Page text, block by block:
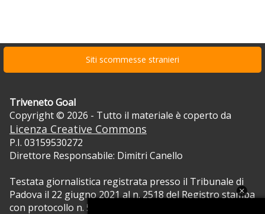
Siti scommesse stranieri
Triveneto Goal
Copyright © 2026 - Tutto il materiale è coperto da
Licenza Creative Commons
P.I. 03159530272
Direttore Responsabile: Dimitri Canello
Testata giornalistica registrata presso il Tribunale di
Padova il 22 giugno 2021 al n. 2518 del Registro stampa
con protocollo n. 5105/2021 RVG.